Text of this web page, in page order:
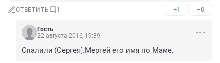
ОТВЕТИТЬ 1 +1 –0
Гость
22 августа 2016, 19:39
Спалили (Сергея).Мергей его имя по Маме.